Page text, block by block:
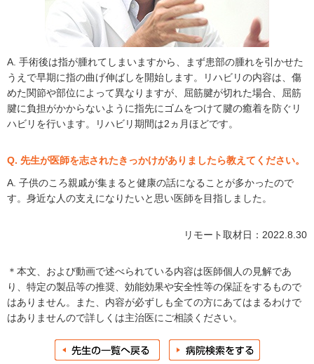
A. 手術後は指が腫れてしまいますから、まず患部の腫れを引かせた
うえで早期に指の曲げ伸ばしを開始します。リハビリの内容は、傷
めた関節や部位によって異なりますが、屈筋腱が切れた場合、屈筋
腱に負担がかからないように指先にゴムをつけて腱の癒着を防ぐリ
ハビリを行います。リハビリ期間は2ヵ月ほどです。
Q. 先生が医師を志されたきっかけがありましたら教えてください。
A. 子供のころ親戚が集まると健康の話になることが多かったので
す。身近な人の支えになりたいと思い医師を目指しました。
リモート取材日：2022.8.30
＊本文、および動画で述べられている内容は医師個人の見解であ
り、特定の製品等の推奨、効能効果や安全性等の保証をするもので
はありません。また、内容が必ずしも全ての方にあてはまるわけで
はありませんので詳しくは主治医にご相談ください。